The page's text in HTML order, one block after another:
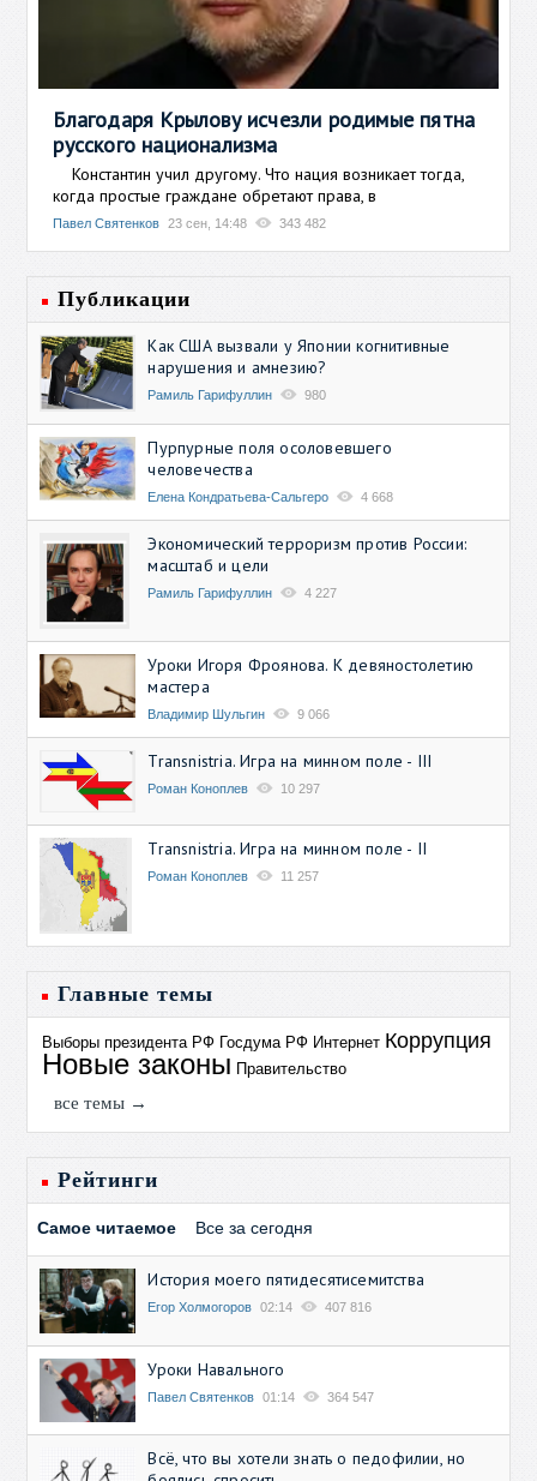
Благодаря Крылову исчезли родимые пятна
русского национализма
Константин учил другому. Что нация возникает тогда,
когда простые граждане обретают права, в
Павел Святенков 23 сен, 14:48 343 482
Публикации
Как США вызвали у Японии когнитивные
нарушения и амнезию?
Рамиль Гарифуллин 980
Пурпурные поля осоловевшего
человечества
Елена Кондратьева-Сальгеро 4 668
Экономический терроризм против России:
масштаб и цели
Рамиль Гарифуллин 4 227
Уроки Игоря Фроянова. К девяностолетию
мастера
Владимир Шульгин 9 066
Transnistria. Игра на минном поле - III
Роман Коноплев 10 297
Transnistria. Игра на минном поле - II
Роман Коноплев 11 257
Главные темы
Выборы президента РФ Госдума РФ Интернет Коррупция
Новые законы Правительство
все темы →
Рейтинги
Самое читаемое Все за сегодня
История моего пятидесятисемитства
Егор Холмогоров 02:14 407 816
Уроки Навального
Павел Святенков 01:14 364 547
Всё, что вы хотели знать о педофилии, но